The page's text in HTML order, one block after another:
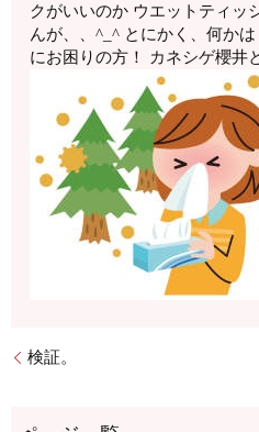
クがいいのか ウエットティッ
んが、、^_^ とにかく、何か
にお困りの方！ カネシゲ櫻井
検証。